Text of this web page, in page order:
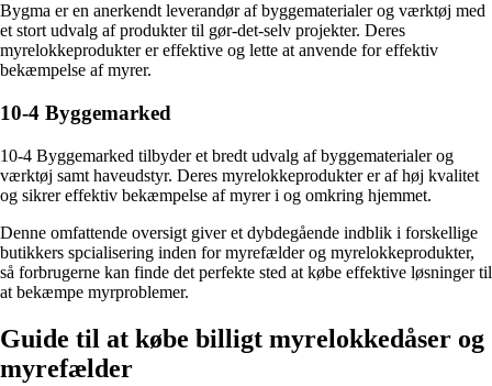
Bygma er en anerkendt leverandør af byggematerialer og værktøj med
et stort udvalg af produkter til gør-det-selv projekter. Deres
myrelokkeprodukter er effektive og lette at anvende for effektiv
bekæmpelse af myrer.
10-4 Byggemarked
10-4 Byggemarked tilbyder et bredt udvalg af byggematerialer og
værktøj samt haveudstyr. Deres myrelokkeprodukter er af høj kvalitet
og sikrer effektiv bekæmpelse af myrer i og omkring hjemmet.
Denne omfattende oversigt giver et dybdegående indblik i forskellige
butikkers spcialisering inden for myrefælder og myrelokkeprodukter,
så forbrugerne kan finde det perfekte sted at købe effektive løsninger til
at bekæmpe myrproblemer.
Guide til at købe billigt myrelokkedåser og
myrefælder